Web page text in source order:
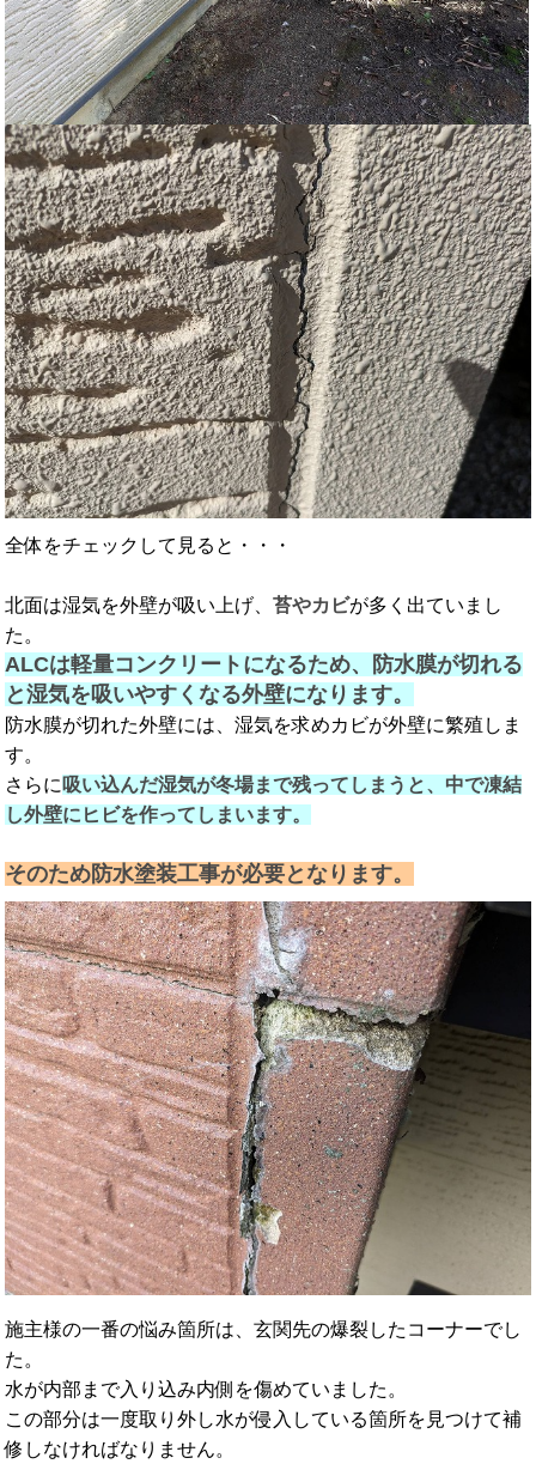
全体をチェックして見ると・・・
北面は湿気を外壁が吸い上げ、苔やカビが多く出ていまし
た。
ALCは軽量コンクリートになるため、防水膜が切れる
と湿気を吸いやすくなる外壁になります。
防水膜が切れた外壁には、湿気を求めカビが外壁に繁殖しま
す。
さらに 吸い込んだ湿気が冬場まで残ってしまうと、中で凍結
し外壁にヒビを作ってしまいます。
そのため防水塗装工事が必要となります。
施主様の一番の悩み箇所は、玄関先の爆裂したコーナーでし
た。
水が内部まで入り込み内側を傷めていました。
この部分は一度取り外し水が侵入している箇所を見つけて補
修しなければなりません。